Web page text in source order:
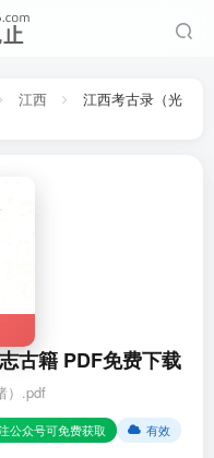
江西
江西考古录（光
古籍 PDF免费下载
）.pdf
公众号可免费获取 有效